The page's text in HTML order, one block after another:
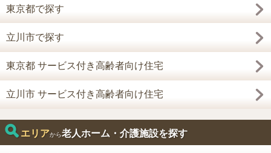
東京都で探す
立川市で探す
東京都 サービス付き高齢者向け住宅
立川市 サービス付き高齢者向け住宅
エリアから老人ホーム・介護施設を探す